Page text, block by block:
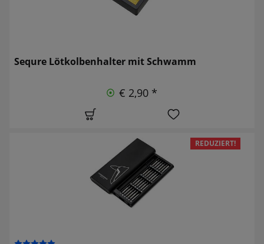
Sequre Lötkolbenhalter mit Schwamm
€ 2,90 *
REDUZIERT!